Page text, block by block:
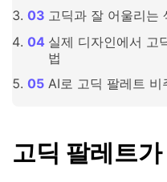
고딕과 잘 어울리는
실제 디자인에서 고
법
AI로 고딕 팔레트 비
고딕 팔레트